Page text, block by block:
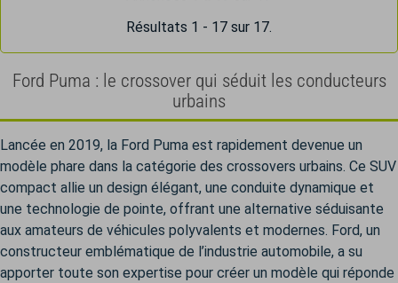
Résultats 1 - 17 sur 17.
Ford Puma : le crossover qui séduit les conducteurs
urbains
Lancée en 2019, la Ford Puma est rapidement devenue un
modèle phare dans la catégorie des crossovers urbains. Ce SUV
compact allie un design élégant, une conduite dynamique et
une technologie de pointe, offrant une alternative séduisante
aux amateurs de véhicules polyvalents et modernes. Ford, un
constructeur emblématique de l’industrie automobile, a su
apporter toute son expertise pour créer un modèle qui réponde